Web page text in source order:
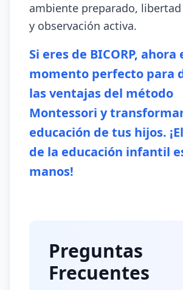
ambiente preparado,
y observación activa.
Si eres de BICORP, ahora
momento perfecto para
las ventajas del método
Montessori y
educación de tus hijos.
de la educación infantil
manos!
Preguntas
Frecuentes